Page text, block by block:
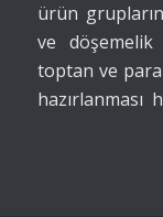
ürün
ve döşemelik
toptan ve
hazırlanması